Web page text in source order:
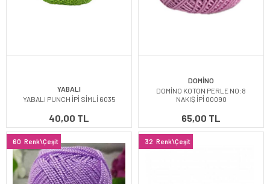
YABALI
YABALI PUNCH İPİ SİMLİ 6035
40,00 TL
DOMİNO
DOMİNO KOTON PERLE NO:8
NAKIŞ İPİ 00090
65,00 TL
60 Renk\Çeşit 32 Renk\Çeşit